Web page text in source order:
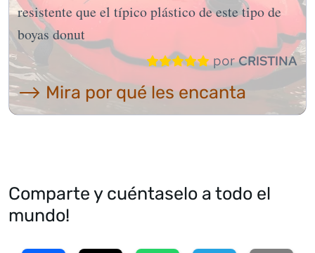
resistente que el típico plástico de este tipo de
boyas donut
porCRISTINA
⟶ Mira por qué les encanta
Comparte y cuéntaselo a todo el
mundo!